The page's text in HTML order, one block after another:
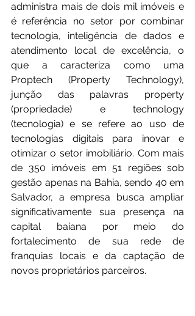
administra mais de dois mil imóveis e
é referência no setor por combinar
tecnologia, inteligência de dados e
atendimento local de excelência, o
que a caracteriza como uma
Proptech (Property Technology),
junção das palavras property
(propriedade) e technology
(tecnologia) e se refere ao uso de
tecnologias digitais para inovar e
otimizar o setor imobiliário. Com mais
de 350 imóveis em 51 regiões sob
gestão apenas na Bahia, sendo 40 em
Salvador, a empresa busca ampliar
significativamente sua presença na
capital baiana por meio do
fortalecimento de sua rede de
franquias locais e da captação de
novos proprietários parceiros.